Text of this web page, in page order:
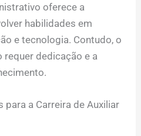
oferece a
habilidades em
e tecnologia. Contudo, o
dedicação e a
para a Carreira de Auxiliar